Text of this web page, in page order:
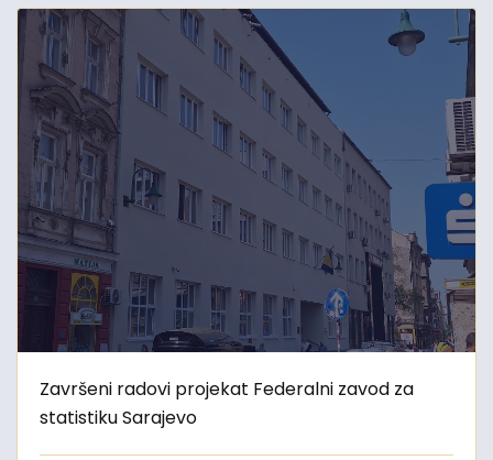
Završeni radovi projekat Federalni zavod za
statistiku Sarajevo